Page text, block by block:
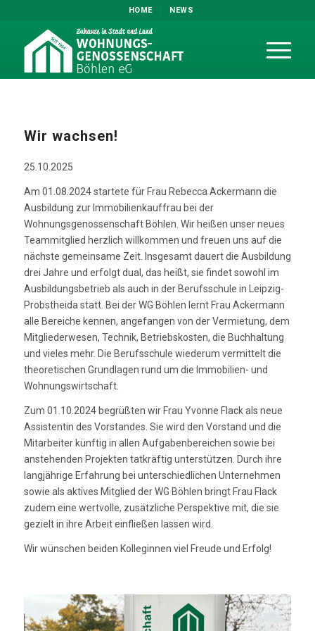
HOME NEWS
Wir wachsen!
25.10.2025
Am 01.08.2024 startete für Frau Rebecca Ackermann die
Ausbildung zur Immobilienkauffrau bei der
Wohnungsgenossenschaft Böhlen. Wir heißen unser neues
Teammitglied herzlich willkommen und freuen uns auf die
nächste gemeinsame Zeit. Insgesamt dauert die Ausbildung
drei Jahre und erfolgt dual, das heißt, sie findet sowohl im
Ausbildungsbetrieb als auch in der Berufsschule in Leipzig-
Probstheida statt. Bei der WG Böhlen lernt Frau Ackermann
alle Bereiche kennen, angefangen von der Vermietung, dem
Mitgliederwesen, Technik, Betriebskosten, die Buchhaltung
und vieles mehr. Die Berufsschule wiederum vermittelt die
theoretischen Grundlagen rund um die Immobilien- und
Wohnungswirtschaft.
Zum 01.10.2024 begrüßten wir Frau Yvonne Flack als neue
Assistentin des Vorstandes. Sie wird den Vorstand und die
Mitarbeiter künftig in allen Aufgabenbereichen sowie bei
anstehenden Projekten tatkräftig unterstützen. Durch ihre
langjährige Erfahrung bei unterschiedlichen Unternehmen
sowie als aktives Mitglied der WG Böhlen bringt Frau Flack
zudem eine wertvolle, zusätzliche Perspektive mit, die sie
gezielt in ihre Arbeit einfließen lassen wird.
Wir wünschen beiden Kolleginnen viel Freude und Erfolg!